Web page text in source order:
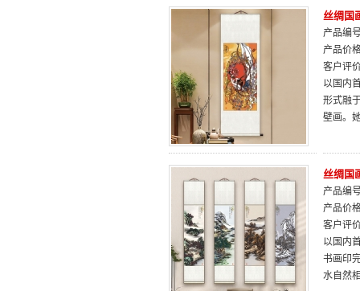
丝绸国
产品编
产品价
客户评
以国内
形式融
壁画。
丝绸国
产品编
产品价
客户评
以国内
书画印
水自然